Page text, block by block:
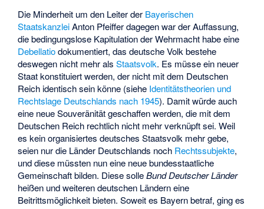
Die Minderheit um den Leiter der Bayerischen
StaatskanzleiAnton Pfeiffer dagegen war der Auffassung,
die bedingungslose Kapitulation der Wehrmacht habe eine
Debellatiodokumentiert, das deutsche Volk bestehe
deswegen nicht mehr alsStaatsvolk. Es müsse ein neuer
Staat konstituiert werden, der nicht mit dem Deutschen
Reich identisch sein könne (siehe Identitätstheorien und
Rechtslage Deutschlands nach 1945). Damit würde auch
eine neue Souveränität geschaffen werden, die mit dem
Deutschen Reich rechtlich nicht mehr verknüpft sei. Weil
es kein organisiertes deutsches Staatsvolk mehr gebe,
seien nur die Länder Deutschlands noch Rechtssubjekte,
und diese müssten nun eine neue bundesstaatliche
Gemeinschaft bilden. Diese solleBund Deutscher Länder
heißen und weiteren deutschen Ländern eine
Beitrittsmöglichkeit bieten. Soweit es Bayern betraf, ging es